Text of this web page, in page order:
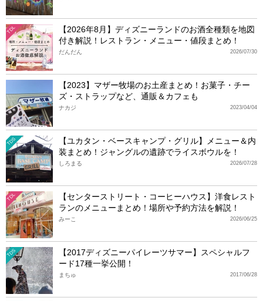
TDL
【2026年8月】ディズニーランドのお酒全種類を地図
付き解説！レストラン・メニュー・値段まとめ！
2026/07/30
だんだん
【2023】マザー牧場のお土産まとめ！お菓子・チー
ズ・ストラップなど、通販＆カフェも
2023/04/04
ナカジ
TDS
【ユカタン・ベースキャンプ・グリル】メニュー＆内
装まとめ！ジャングルの遺跡でライスボウルを！
2026/07/28
しろまる
TDL
【センターストリート・コーヒーハウス】洋食レスト
ランのメニューまとめ！場所や予約方法を解説！
2026/06/25
みーこ
TDS
【2017ディズニーパイレーツサマー】スペシャルフ
ード17種一挙公開！
2017/06/28
まちゅ